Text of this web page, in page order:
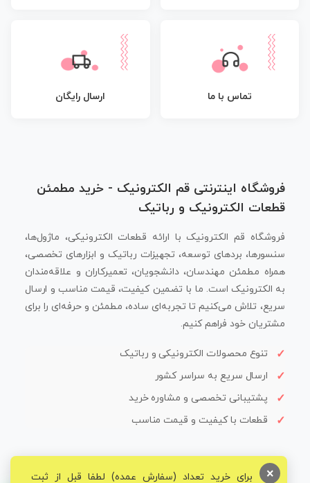
تماس با ما ارسال رایگان
فروشگاه اینترنتی قم الکترونیک - خرید مطمئن
قطعات الکترونیک و رباتیک
فروشگاه قم الکترونیک با ارائه قطعات الکترونیکی، ماژول‌ها،
سنسورها، بردهای توسعه، تجهیزات رباتیک و ابزارهای تخصصی،
همراه مطمئن مهندسان، دانشجویان، تعمیرکاران و علاقه‌مندان
به الکترونیک است. ما با تضمین کیفیت، قیمت مناسب و ارسال
سریع، تلاش می‌کنیم تا تجربه‌ای ساده، مطمئن و حرفه‌ای را برای
مشتریان خود فراهم کنیم.
تنوع محصولات الکترونیکی و رباتیک
ارسال سریع به سراسر کشور
پشتیبانی تخصصی و مشاوره خرید
قطعات با کیفیت و قیمت مناسب
برای خرید تعداد (سفارش عمده) لطفا قبل از ثبت ×